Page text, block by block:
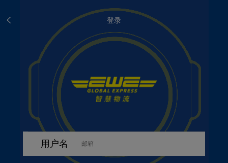
登录
用户名